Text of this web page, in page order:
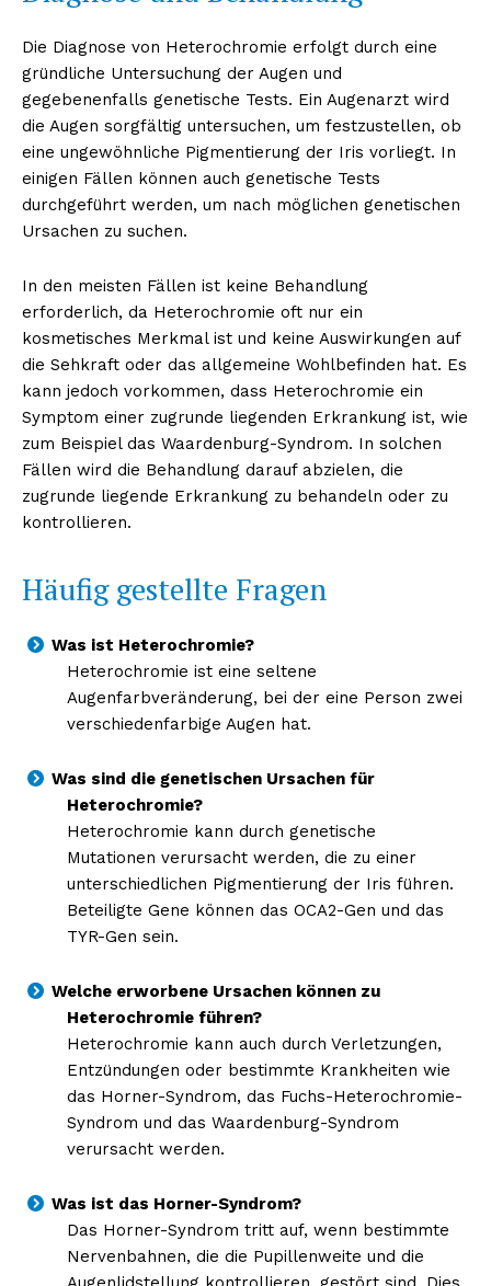
Die Diagnose von Heterochromie erfolgt durch eine
gründliche Untersuchung der Augen und
gegebenenfalls genetische Tests. Ein Augenarzt wird
die Augen sorgfältig untersuchen, um festzustellen, ob
eine ungewöhnliche Pigmentierung der Iris vorliegt. In
einigen Fällen können auch genetische Tests
durchgeführt werden, um nach möglichen genetischen
Ursachen zu suchen.
In den meisten Fällen ist keine Behandlung
erforderlich, da Heterochromie oft nur ein
kosmetisches Merkmal ist und keine Auswirkungen auf
die Sehkraft oder das allgemeine Wohlbefinden hat. Es
kann jedoch vorkommen, dass Heterochromie ein
Symptom einer zugrunde liegenden Erkrankung ist, wie
zum Beispiel das Waardenburg-Syndrom. In solchen
Fällen wird die Behandlung darauf abzielen, die
zugrunde liegende Erkrankung zu behandeln oder zu
kontrollieren.
Häufig gestellte Fragen
Was ist Heterochromie?
Heterochromie ist eine seltene
Augenfarbveränderung, bei der eine Person zwei
verschiedenfarbige Augen hat.
Was sind die genetischen Ursachen für
Heterochromie?
Heterochromie kann durch genetische
Mutationen verursacht werden, die zu einer
unterschiedlichen Pigmentierung der Iris führen.
Beteiligte Gene können das OCA2-Gen und das
TYR-Gen sein.
Welche erworbene Ursachen können zu
Heterochromie führen?
Heterochromie kann auch durch Verletzungen,
Entzündungen oder bestimmte Krankheiten wie
das Horner-Syndrom, das Fuchs-Heterochromie-
Syndrom und das Waardenburg-Syndrom
verursacht werden.
Was ist das Horner-Syndrom?
Das Horner-Syndrom tritt auf, wenn bestimmte
Nervenbahnen, die die Pupillenweite und die